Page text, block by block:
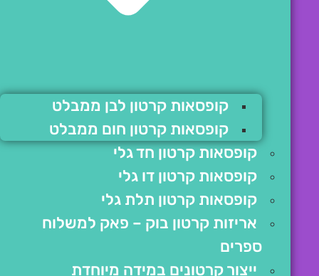
קופסאות קרטון לבן ממבלט
קופסאות קרטון חום ממבלט
קופסאות קרטון חד גלי
קופסאות קרטון דו גלי
קופסאות קרטון תלת גלי
אריזות קרטון בוק – פאק למשלוח
ספרים
ייצור קרטונים במידה מיוחדת